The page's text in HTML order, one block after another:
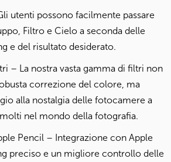
utenti possono facilmente passare
Filtro e Cielo a seconda delle
e del risultato desiderato.
– La nostra vasta gamma di filtri non
correzione del colore, ma
alla nostalgia delle fotocamere a
nel mondo della fotografia.
Pencil – Integrazione con Apple
preciso e un migliore controllo delle